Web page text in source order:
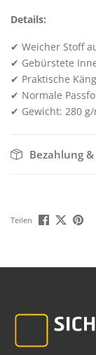
Details:
✔ Weicher Stoff
✔ Gebürstete
✔ Praktische
✔ Normale
✔ Gewicht: 280 g/
Bezahlung
Teilen